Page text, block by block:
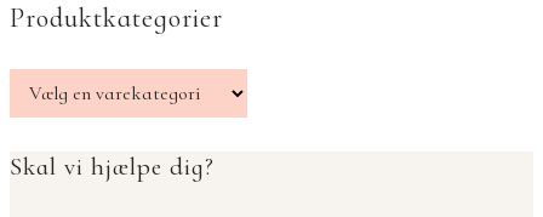
Produktkategorier
Skal vi hjælpe dig?